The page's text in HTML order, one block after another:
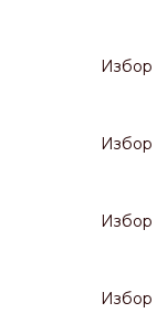
Избор
Избор
Избор
Избор